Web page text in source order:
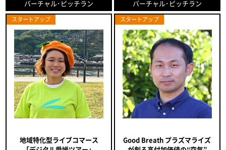
バーチャル･ピッチラン バーチャル･ピッチラン
スタートアップ
地域特化型ライブコマース
スタートアップ
Good Breath プラズマライズ